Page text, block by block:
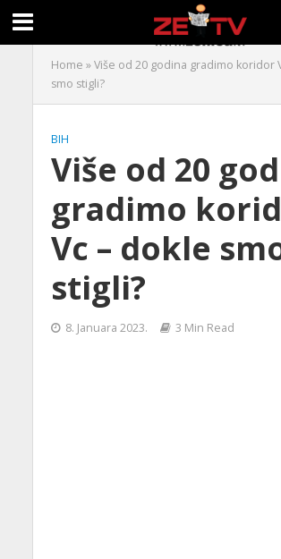
Home »Više od 20 godina gradimo koridor
smo stigli?
BIH
Više od 20
gradimo
Vc – dokle
stigli?
8. Januara 2023. 3 Min Read